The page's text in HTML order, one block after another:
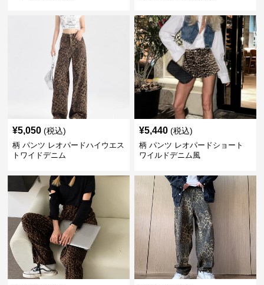
¥5,050 (税込)
柄 パンツ レオパードハイウエス
トワイドデニム
¥5,440 (税込)
柄 パンツ レオパードショート
ワイルドデニム風